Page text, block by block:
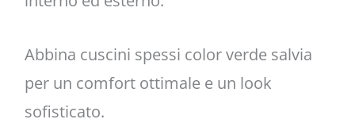
Abbina cuscini spessi color verde salvia
per un comfort ottimale e un look
sofisticato.